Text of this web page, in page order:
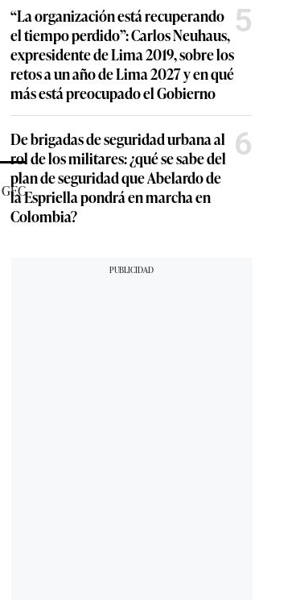
GEC
“La organización está recuperando
el tiempo perdido”: Carlos Neuhaus,
expresidente de Lima 2019, sobre los
retos a un año de Lima 2027 y en qué
más está preocupado el Gobierno
5
De brigadas de seguridad urbana al
rol de los militares: ¿qué se sabe del
plan de seguridad que Abelardo de
la Espriella pondrá en marcha en
Colombia?
6